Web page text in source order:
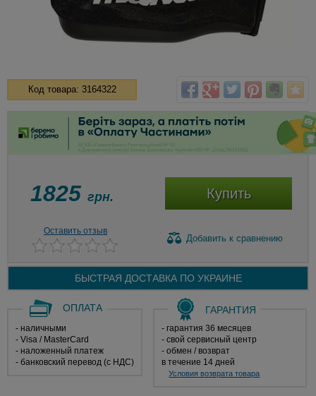
Код товара: 3164322
1825 грн. Купить
Оставить отзыв
Добавить к сравнению
БЫСТРАЯ ДОСТАВКА ПО УКРАИНЕ
ОПЛАТА
- наличными
- Visa / MasterCard
- наложенный платеж
- банковский перевод (с НДС)
ГАРАНТИЯ
- гарантия 36 месяцев
- свой сервисный центр
- обмен / возврат
в течение 14 дней
Условия возврата товара